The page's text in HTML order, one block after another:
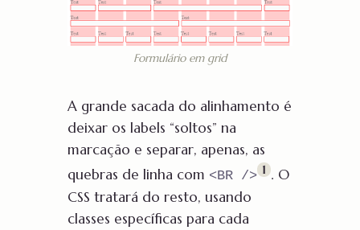
Formulário em grid
A grande sacada do alinhamento é
deixar os labels “soltos” na
marcação e separar, apenas, as
quebras de linha com <BR /> 1 . O
CSS tratará do resto, usando
classes específicas para cada